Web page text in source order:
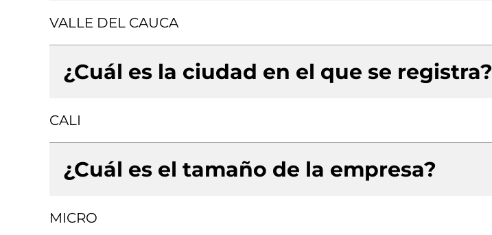
VALLE DEL CAUCA
¿Cuál es la ciudad en el que se registra?
CALI
¿Cuál es el tamaño de la empresa?
MICRO